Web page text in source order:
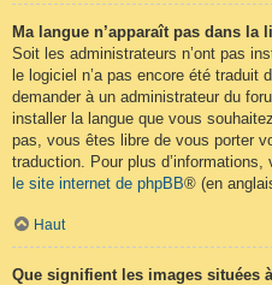
Ma langue n’apparaît pas dans la
Soit les administrateurs n’ont pas
le logiciel n’a pas encore été traduit
demander à un administrateur du
installer la langue que vous
pas, vous êtes libre de vous porter
traduction. Pour plus
le site internet de phpBB® (en
Haut
Que signifient les images situées